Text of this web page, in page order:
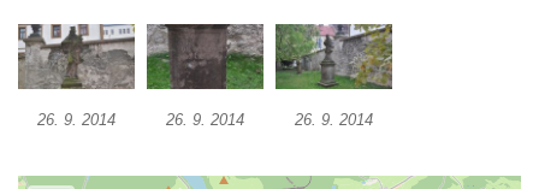
Socha Lišky v ZOO Hluboká
Socha Kudlanka v ZOO Hluboká
Socha Vlčice s mládětem v ZOO Hluboká
26. 9. 2014 26. 9. 2014 26. 9. 2014